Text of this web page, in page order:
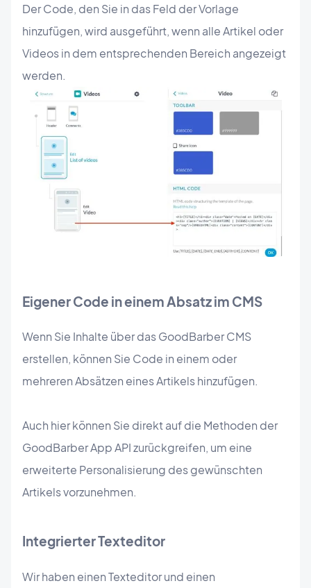
Der Code, den Sie in das Feld der Vorlage
hinzufügen, wird ausgeführt, wenn alle Artikel oder
Videos in dem entsprechenden Bereich angezeigt
werden.
Eigener Code in einem Absatz im CMS
Wenn Sie Inhalte über das GoodBarber CMS
erstellen, können Sie Code in einem oder
mehreren Absätzen eines Artikels hinzufügen.
Auch hier können Sie direkt auf die Methoden der
GoodBarber App API zurückgreifen, um eine
erweiterte Personalisierung des gewünschten
Artikels vorzunehmen.
Integrierter Texteditor
Wir haben einen Texteditor und einen